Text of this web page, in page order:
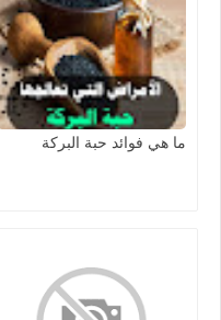
ما هي فوائد حبة البركة